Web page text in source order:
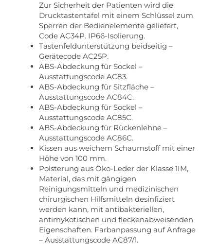
Zur Sicherheit der Patienten wird die
Drucktastentafel mit einem Schlüssel zum
Sperren der Bedienelemente geliefert,
Code AC34P. IP66-Isolierung.
Tastenfeldunterstützung beidseitig –
Gerätecode AC25P.
ABS-Abdeckung für Sockel –
Ausstattungscode AC83.
ABS-Abdeckung für Sitzfläche –
Ausstattungscode AC84C.
ABS-Abdeckung für Sockel –
Ausstattungscode AC85C.
ABS-Abdeckung für Rückenlehne –
Ausstattungscode AC86C.
Kissen aus weichem Schaumstoff mit einer
Höhe von 100 mm.
Polsterung aus Öko-Leder der Klasse 1IM,
Material, das mit gängigen
Reinigungsmitteln und medizinischen
chirurgischen Hilfsmitteln desinfiziert
werden kann, mit antibakteriellen,
antimykotischen und fleckenabweisenden
Eigenschaften. Farbanpassung auf Anfrage
– Ausstattungscode AC87/1.